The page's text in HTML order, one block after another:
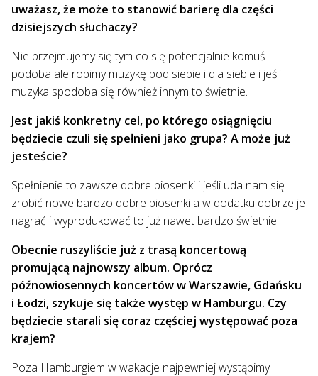
uważasz, że może to stanowić barierę dla części
dzisiejszych słuchaczy?
Nie przejmujemy się tym co się potencjalnie komuś
podoba ale robimy muzykę pod siebie i dla siebie i jeśli
muzyka spodoba się również innym to świetnie.
Jest jakiś konkretny cel, po którego osiągnięciu
będziecie czuli się spełnieni jako grupa? A może już
jesteście?
Spełnienie to zawsze dobre piosenki i jeśli uda nam się
zrobić nowe bardzo dobre piosenki a w dodatku dobrze je
nagrać i wyprodukować to już nawet bardzo świetnie.
Obecnie ruszyliście już z trasą koncertową
promującą najnowszy album. Oprócz
późnowiosennych koncertów w Warszawie, Gdańsku
i Łodzi, szykuje się także występ w Hamburgu. Czy
będziecie starali się coraz częściej występować poza
krajem?
Poza Hamburgiem w wakacje najpewniej wystąpimy